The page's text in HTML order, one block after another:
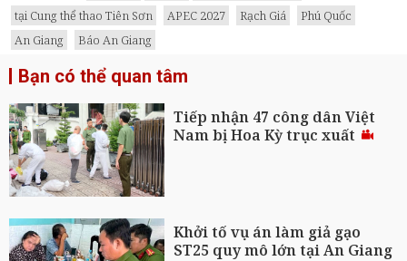
tại Cung thể thao Tiên Sơn
APEC 2027 Rạch Giá
Phú Quốc
An Giang
Báo An Giang
Bạn có thể quan tâm
Tiếp nhận 47 công dân Việt
Nam bị Hoa Kỳ trục xuất
Khởi tố vụ án làm giả gạo
ST25 quy mô lớn tại An Giang